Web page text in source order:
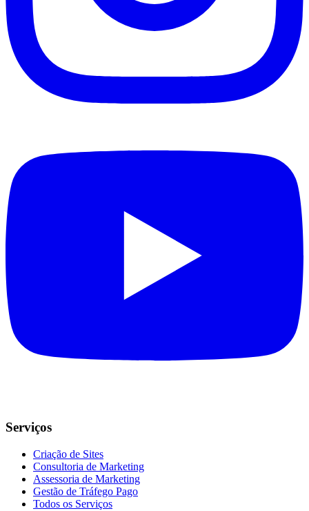
Serviços
Criação de Sites
Consultoria de Marketing
Assessoria de Marketing
Gestão de Tráfego Pago
Todos os Serviços